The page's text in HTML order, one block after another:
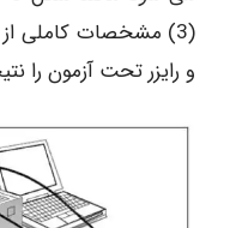
و رایزر تحت آزمون را